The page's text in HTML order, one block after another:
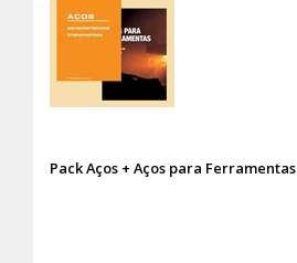
Pack Aços + Aços para Ferramentas